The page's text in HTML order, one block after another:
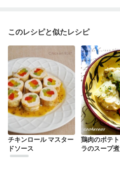
このレシピと似たレシピ
チキンロール マスター
ドソース
鶏肉のポテ
ラのスープ煮